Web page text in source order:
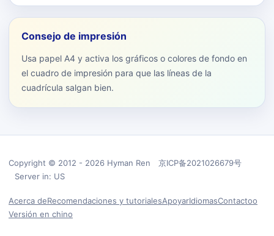
Consejo de impresión
Usa papel A4 y activa los gráficos o colores de fondo en
el cuadro de impresión para que las líneas de la
cuadrícula salgan bien.
Copyright © 2012 - 2026 Hyman Ren 京ICP备2021026679号
Server in: US
Acerca deRecomendaciones y tutorialesApoyarIdiomasContactoo
Versión en chino